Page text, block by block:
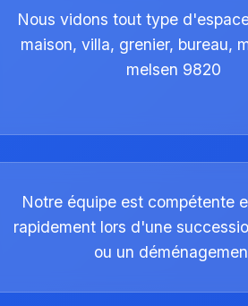
Nous vidons tout type
maison, villa, grenier, bureau,
melsen 9820
Notre équipe est compétente
rapidement lors d'une
ou un